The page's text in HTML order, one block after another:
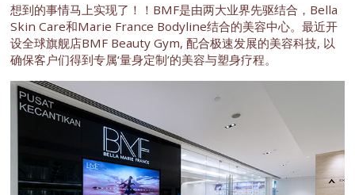
想到的事情马上实现了！！BMF是由两大业界先驱结合，Bella
Skin Care和Marie France Bodyline结合的美容中心。最近开
设全球旗舰店BMF Beauty Gym, 配合极速发展的美容科技, 以
确保客户们得到专属‘量身定制’的美容与塑身疗程。